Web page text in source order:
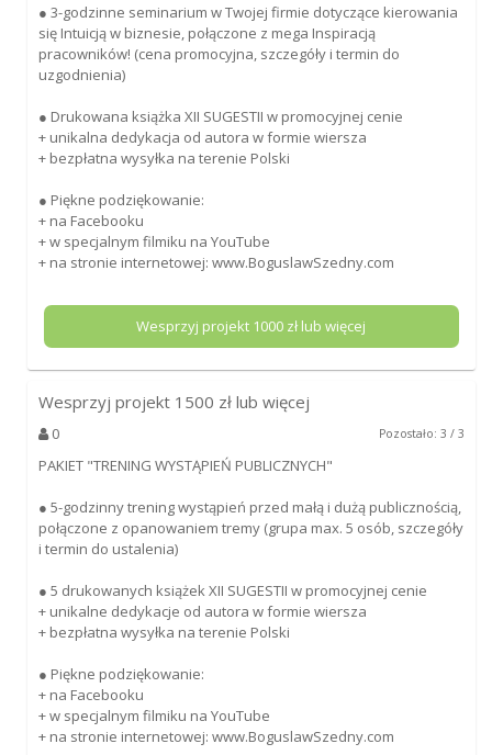
● 3-godzinne seminarium w Twojej firmie dotyczące kierowania
się Intuicją w biznesie, połączone z mega Inspiracją
pracowników! (cena promocyjna, szczegóły i termin do
uzgodnienia)
● Drukowana książka XII SUGESTII w promocyjnej cenie
+ unikalna dedykacja od autora w formie wiersza
+ bezpłatna wysyłka na terenie Polski
● Piękne podziękowanie:
+ na Facebooku
+ w specjalnym filmiku na YouTube
+ na stronie internetowej: www.BoguslawSzedny.com
Wesprzyj projekt 1000 zł lub więcej
Wesprzyj projekt 1500 zł lub więcej
0 Pozostało: 3 / 3
PAKIET "TRENING WYSTĄPIEŃ PUBLICZNYCH"
● 5-godzinny trening wystąpień przed małą i dużą publicznością,
połączone z opanowaniem tremy (grupa max. 5 osób, szczegóły
i termin do ustalenia)
● 5 drukowanych książek XII SUGESTII w promocyjnej cenie
+ unikalne dedykacje od autora w formie wiersza
+ bezpłatna wysyłka na terenie Polski
● Piękne podziękowanie:
+ na Facebooku
+ w specjalnym filmiku na YouTube
+ na stronie internetowej: www.BoguslawSzedny.com